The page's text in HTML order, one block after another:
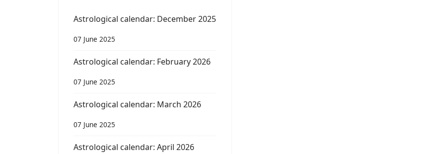
Astrological calendar: December 2025
07 June 2025
Astrological calendar: February 2026
07 June 2025
Astrological calendar: March 2026
07 June 2025
Astrological calendar: April 2026